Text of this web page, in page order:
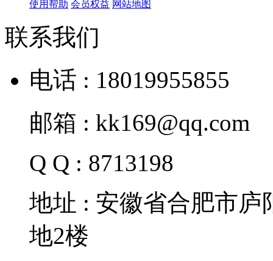
使用帮助 会员权益 网站地图
联系我们
电话 : 18019955855
邮箱 : kk169@qq.com
Q Q : 8713198
地址 : 安徽省合肥市
地2楼